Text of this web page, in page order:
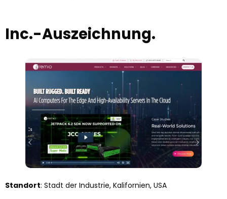
Inc.-Auszeichnung.
Standort: Stadt der Industrie, Kalifornien, USA